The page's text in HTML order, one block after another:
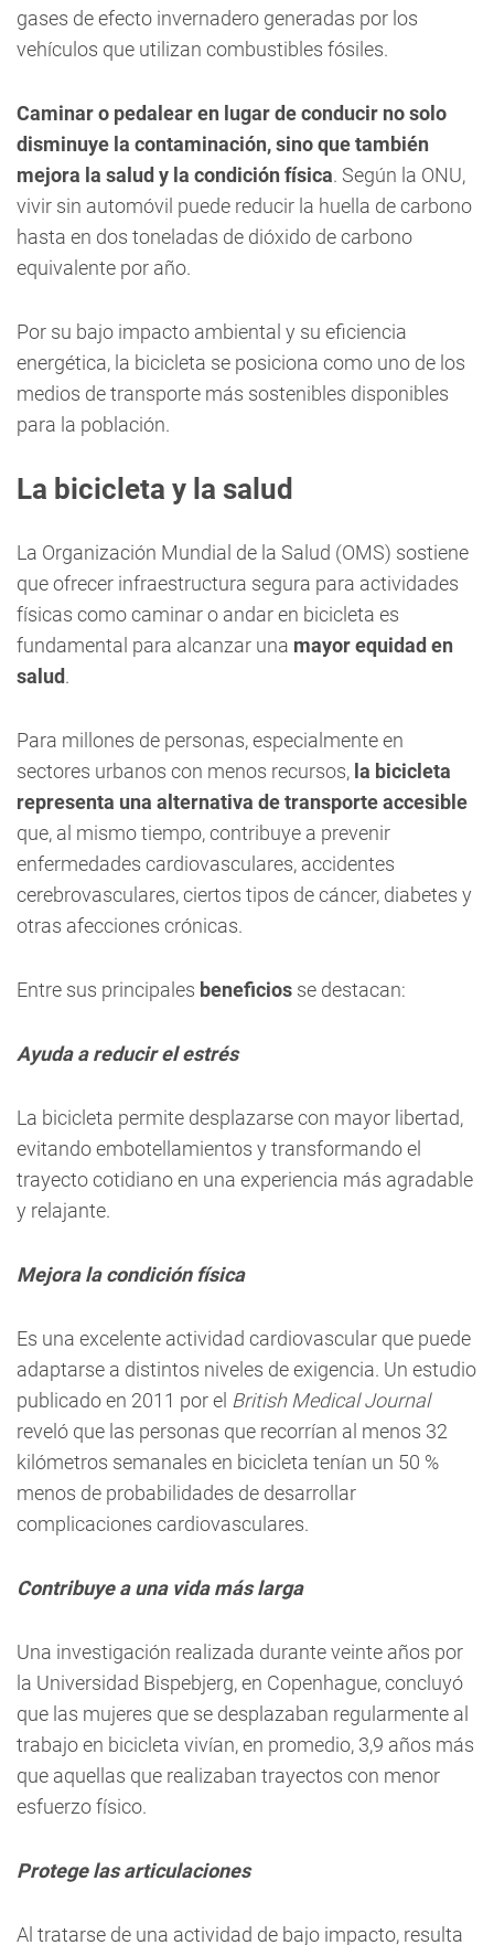
gases de efecto invernadero generadas por los
vehículos que utilizan combustibles fósiles.
Caminar o pedalear en lugar de conducir no solo
disminuye la contaminación, sino que también
mejora la salud y la condición física. Según la ONU,
vivir sin automóvil puede reducir la huella de carbono
hasta en dos toneladas de dióxido de carbono
equivalente por año.
Por su bajo impacto ambiental y su eficiencia
energética, la bicicleta se posiciona como uno de los
medios de transporte más sostenibles disponibles
para la población.
La bicicleta y la salud
La Organización Mundial de la Salud (OMS) sostiene
que ofrecer infraestructura segura para actividades
físicas como caminar o andar en bicicleta es
fundamental para alcanzar una mayor equidad en
salud.
Para millones de personas, especialmente en
sectores urbanos con menos recursos, la bicicleta
representa una alternativa de transporte accesible
que, al mismo tiempo, contribuye a prevenir
enfermedades cardiovasculares, accidentes
cerebrovasculares, ciertos tipos de cáncer, diabetes y
otras afecciones crónicas.
Entre sus principales beneficios se destacan:
Ayuda a reducir el estrés
La bicicleta permite desplazarse con mayor libertad,
evitando embotellamientos y transformando el
trayecto cotidiano en una experiencia más agradable
y relajante.
Mejora la condición física
Es una excelente actividad cardiovascular que puede
adaptarse a distintos niveles de exigencia. Un estudio
publicado en 2011 por el British Medical Journal
reveló que las personas que recorrían al menos 32
kilómetros semanales en bicicleta tenían un 50 %
menos de probabilidades de desarrollar
complicaciones cardiovasculares.
Contribuye a una vida más larga
Una investigación realizada durante veinte años por
la Universidad Bispebjerg, en Copenhague, concluyó
que las mujeres que se desplazaban regularmente al
trabajo en bicicleta vivían, en promedio, 3,9 años más
que aquellas que realizaban trayectos con menor
esfuerzo físico.
Protege las articulaciones
Al tratarse de una actividad de bajo impacto, resulta